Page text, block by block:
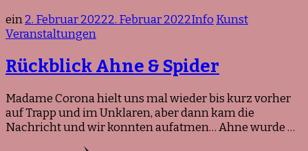
ein2. Februar 20222. Februar 2022Info Kunst
Veranstaltungen
Rückblick Ahne & Spider
Madame Corona hielt uns mal wieder bis kurz vorher
auf Trapp und im Unklaren, aber dann kam die
Nachricht und wir konnten aufatmen… Ahne wurde …